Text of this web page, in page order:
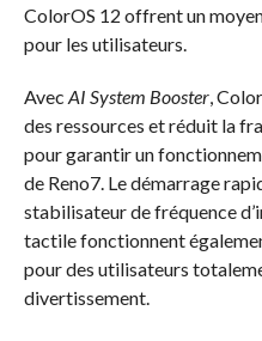
ColorOS 12 offrent un
pour les utilisateurs.
Avec AI System Booster,
des ressources et réduit la
pour garantir un
de Reno7. Le démarrage
stabilisateur de fréquence
tactile fonctionnent
pour des utilisateurs
divertissement.